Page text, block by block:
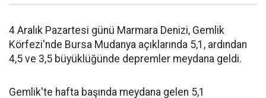
4 Aralık Pazartesi günü Marmara Denizi, Gemlik
Körfezi'nde Bursa Mudanya açıklarında 5,1, ardından
4,5 ve 3,5 büyüklüğünde depremler meydana geldi.
Gemlik'te hafta başında meydana gelen 5,1